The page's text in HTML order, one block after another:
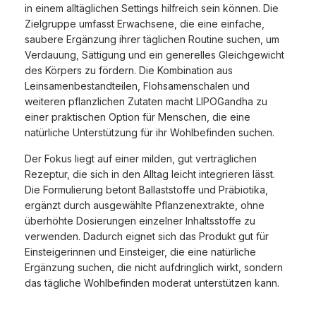
in einem alltäglichen Settings hilfreich sein können. Die
Zielgruppe umfasst Erwachsene, die eine einfache,
saubere Ergänzung ihrer täglichen Routine suchen, um
Verdauung, Sättigung und ein generelles Gleichgewicht
des Körpers zu fördern. Die Kombination aus
Leinsamenbestandteilen, Flohsamenschalen und
weiteren pflanzlichen Zutaten macht LIPOGandha zu
einer praktischen Option für Menschen, die eine
natürliche Unterstützung für ihr Wohlbefinden suchen.
Der Fokus liegt auf einer milden, gut verträglichen
Rezeptur, die sich in den Alltag leicht integrieren lässt.
Die Formulierung betont Ballaststoffe und Präbiotika,
ergänzt durch ausgewählte Pflanzenextrakte, ohne
überhöhte Dosierungen einzelner Inhaltsstoffe zu
verwenden. Dadurch eignet sich das Produkt gut für
Einsteigerinnen und Einsteiger, die eine natürliche
Ergänzung suchen, die nicht aufdringlich wirkt, sondern
das tägliche Wohlbefinden moderat unterstützen kann.